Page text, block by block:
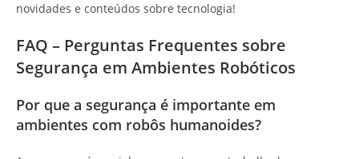
novidades e conteúdos sobre tecnologia!
FAQ – Perguntas Frequentes sobre
Segurança em Ambientes Robóticos
Por que a segurança é importante em
ambientes com robôs humanoides?